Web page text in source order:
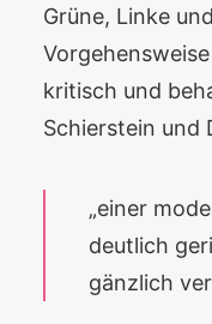
Grüne, Linke
kritisch und
Schierstein und
„einer
deutlich
gänzlich